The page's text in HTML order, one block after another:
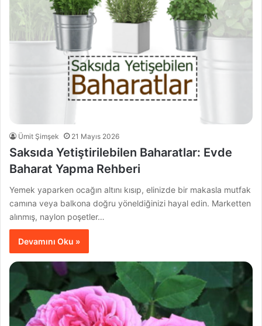
Ümit Şimşek 21 Mayıs 2026
Saksıda Yetiştirilebilen Baharatlar: Evde
Baharat Yapma Rehberi
Yemek yaparken ocağın altını kısıp, elinizde bir makasla mutfak
camına veya balkona doğru yöneldiğinizi hayal edin. Marketten
alınmış, naylon poşetler…
Devamını Oku »